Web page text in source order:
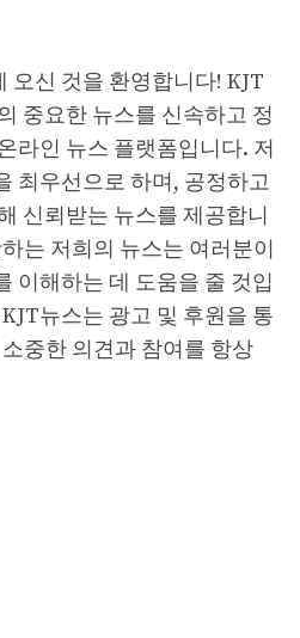
오신 것을 환영합니다! KJT
중요한 뉴스를 신속하고 정
라인 뉴스 플랫폼입니다. 저
최우선으로 하며, 공정하고
신뢰받는 뉴스를 제공합니
는 저희의 뉴스는 여러분이
이해하는 데 도움을 줄 것입
뉴스는 광고 및 후원을 통
중한 의견과 참여를 항상